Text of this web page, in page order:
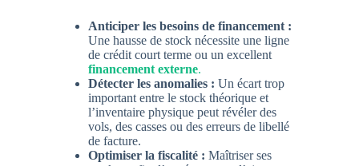
Anticiper les besoins de financement :
Une hausse de stock nécessite une ligne
de crédit court terme ou un excellent
financement externe.
Détecter les anomalies : Un écart trop
important entre le stock théorique et
l’inventaire physique peut révéler des
vols, des casses ou des erreurs de libellé
de facture.
Optimiser la fiscalité : Maîtriser ses